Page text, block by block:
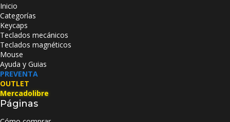
Inicio
Categorías
Keycaps
Teclados mecánicos
Teclados magnéticos
Mouse
Ayuda y Guias
PREVENTA
OUTLET
Mercadolibre
Páginas